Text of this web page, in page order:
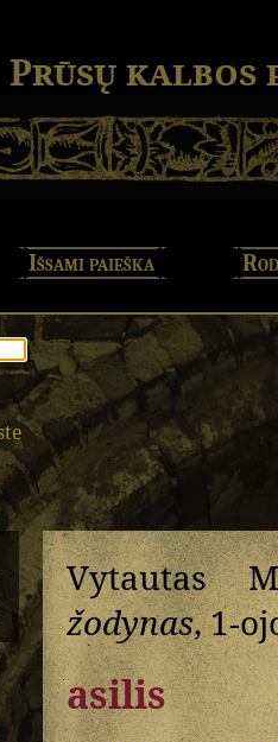
Prūsų kalbos
Išsami paieška
Vytautas
žodynas, 1-
asilis